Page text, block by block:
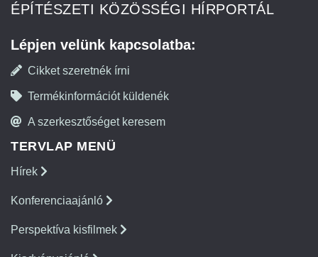
ÉPÍTÉSZETI KÖZÖSSÉGI HÍRPORTÁL
Lépjen velünk kapcsolatba:
Cikket szeretnék írni
Termékinformációt küldenék
A szerkesztőséget keresem
TERVLAP MENÜ
Hírek
Konferenciaajánló
Perspektíva kisfilmek